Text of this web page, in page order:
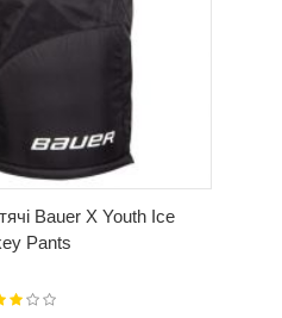
Bauer X Youth Ice
Pants